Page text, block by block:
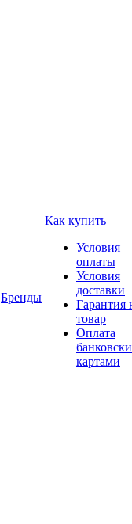
Бренды
Как купить
Условия
оплаты
Условия
доставки
Гарантия
товар
Оплата
картами